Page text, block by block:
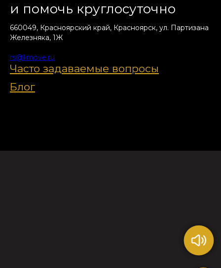
и помочь круглосуточно
660049, Красноярский край, Красноярск, ул. Партизана
Железняка, 1Ж
rs@limove.ru
Часто задаваемые вопросы
Блог